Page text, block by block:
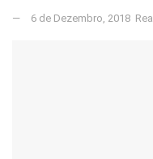
6 de Dezembro, 2018